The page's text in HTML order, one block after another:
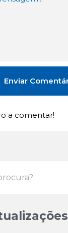
a comentar!